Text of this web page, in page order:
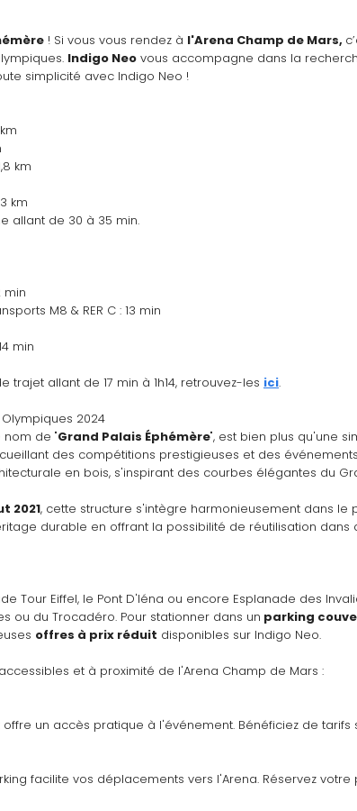
! Si vous vous rendez à l'Arena Champ de Mars,
Indigo Neo vous accompagne dans la
simplicité avec Indigo Neo !
km
km
allant de 30 à 35 min.
min
M8 & RER C : 13 min
min
allant de 17 min à 1h14, retrouvez-les ici.
2024
nom de "Grand Palais Éphémère", est bien plus qu'une
des compétitions prestigieuses et des
en bois, s'inspirant des courbes élégantes du
2021, cette structure s'intègre harmonieusement dans
durable en offrant la possibilité de réutilisation
Tour Eiffel, le Pont D'Iéna ou encore Esplanade des
ou du Trocadéro. Pour stationner dans un parking
offres à prix réduit disponibles sur Indigo Neo.
et à proximité de l'Arena Champ de Mars :
un accès pratique à l'événement. Bénéficiez de
facilite vos déplacements vers l'Arena. Réservez